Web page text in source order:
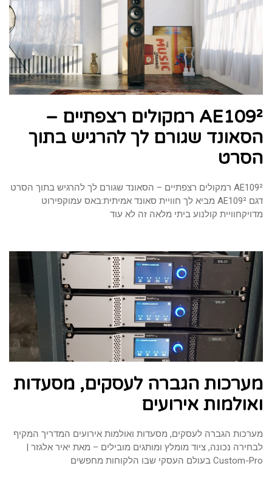
AE109² רמקולים רצפתיים –
הסאונד שגורם לך להרגיש בתוך
הסרט
AE109² רמקולים רצפתיים – הסאונד שגורם לך להרגיש בתוך הסרט
דגם AE109² מביא לך חוויית סאונד אמיתית:באס עמוקפירוט
מדויקחוויית קולנוע ביתי מלאה זה לא עוד
מערכות הגברה לעסקים, מסעדות
ואולמות אירועים
מערכות הגברה לעסקים, מסעדות ואולמות אירועים המדריך המקיף
לבחירה נכונה, ציוד מומלץ ומותגים מובילים – מאת יאיר אלגזר |
Custom-Pro בעולם העסקי שבו הלקוחות מחפשים